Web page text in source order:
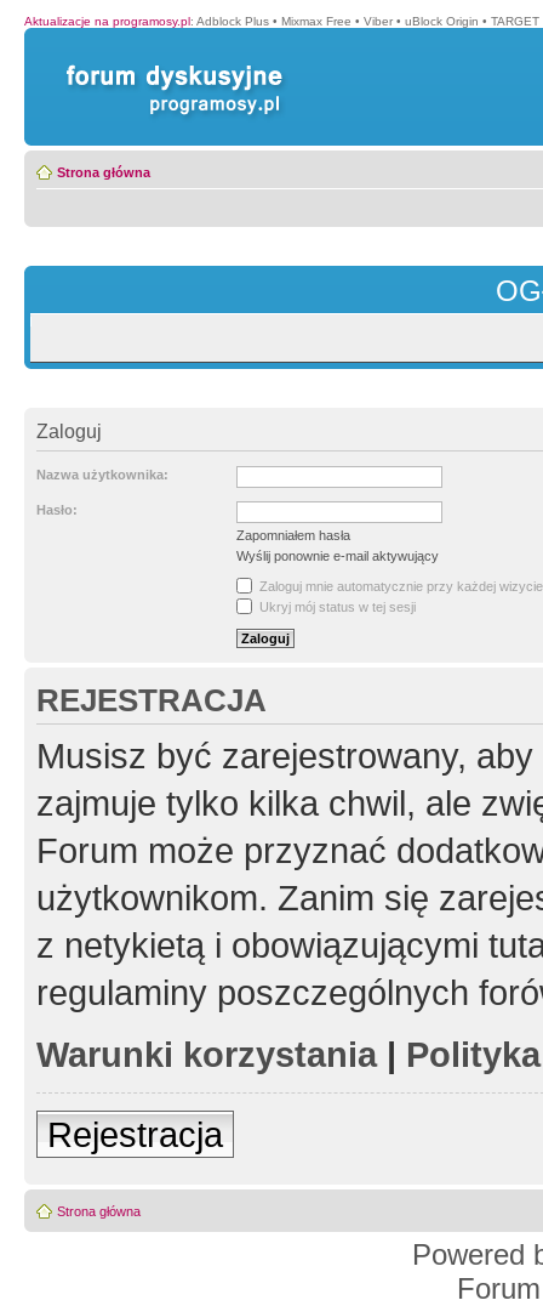
Aktualizacje na programosy.pl: Adblock Plus • Mixmax Free • Viber • uBlock Origin •
Strona główna
Zaloguj
Nazwa użytkownika:
Hasło:
Zapomniałem hasła
Wyślij ponownie e-mail aktywujący
Zaloguj mnie automatycznie przy każdej wizycie
Ukryj mój status w tej sesji
REJESTRACJA
Musisz być zarejestrowany,
zajmuje tylko kilka chwil, ale
Forum może przyznać
użytkownikom. Zanim się
z netykietą i obowiązującymi
regulaminy poszczególnych
Warunki korzystania|
Rejestracja
Strona główna
Powered